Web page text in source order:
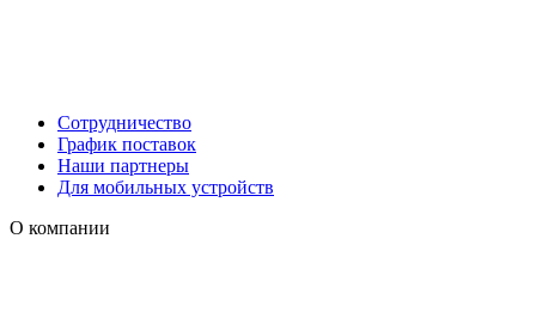
Сотрудничество
График поставок
Наши партнеры
Для мобильных устройств
О компании